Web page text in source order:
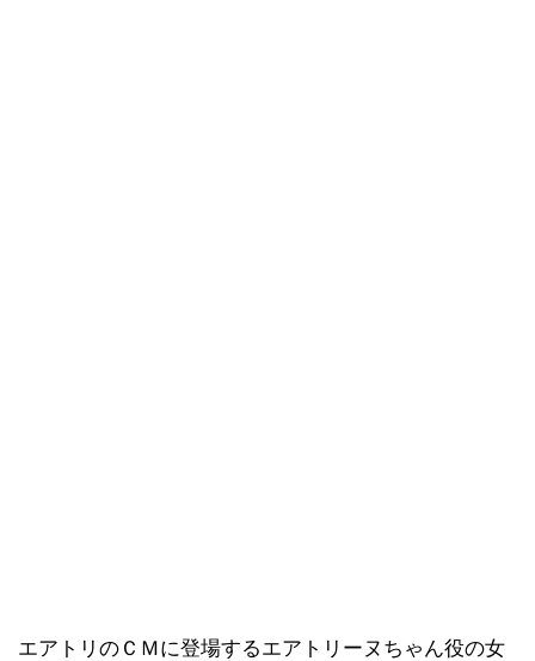
エアトリのＣＭに登場するエアトリーヌちゃん役の女